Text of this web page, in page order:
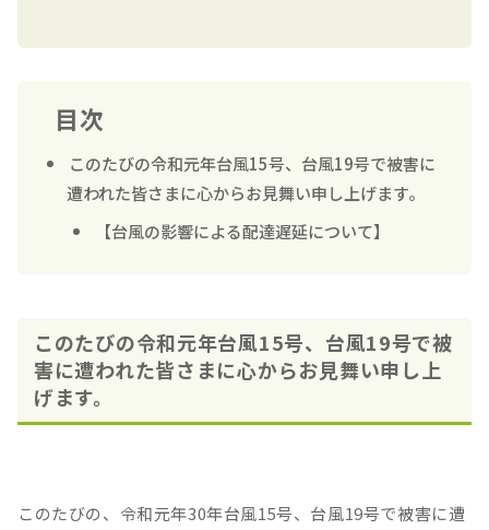
目次
このたびの令和元年台風15号、台風19号で被害に
遭われた皆さまに心からお見舞い申し上げます。
【台風の影響による配達遅延について】
このたびの令和元年台風15号、台風19号で被
害に遭われた皆さまに心からお見舞い申し上
げます。
このたびの、令和元年30年台風15号、台風19号で被害に遭